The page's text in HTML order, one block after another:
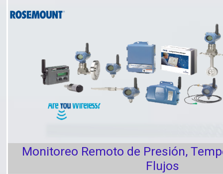
Monitoreo Remoto de Presión,
Flujos